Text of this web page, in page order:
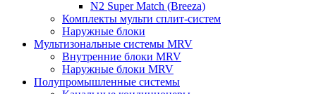
N2 Super Match (Breeza)
Комплекты мульти сплит-систем
Наружные блоки
Мультизональные системы MRV
Внутренние блоки MRV
Наружные блоки MRV
Полупромышленные системы